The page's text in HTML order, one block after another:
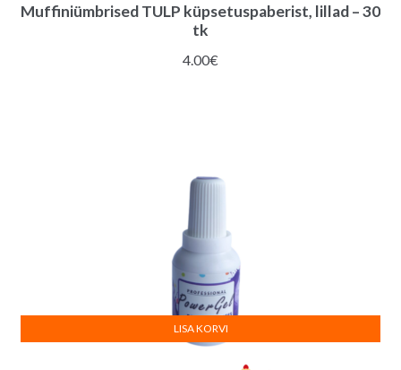
Muffiniümbrised TULP küpsetuspaberist, lillad – 30
tk
4.00€
LISA KORVI